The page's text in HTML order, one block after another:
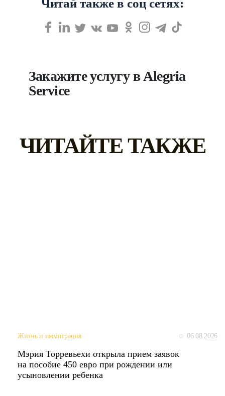
Читай также в соц сетях:
Закажите услугу в Alegria
Service
ЧИТАЙТЕ ТАКЖЕ
Жизнь и иммиграция 06.08.2026
Мэрия Торревьехи открыла прием заявок
на пособие 450 евро при рождении или
усыновлении ребенка